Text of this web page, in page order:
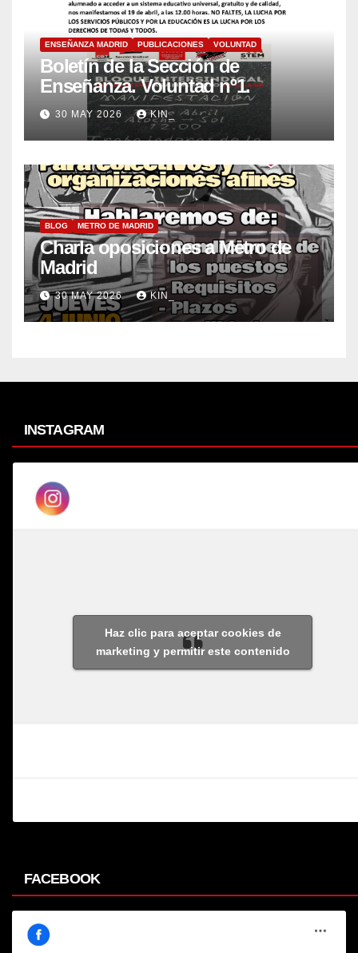
ENSEÑANZA MADRID PUBLICACIONES VOLUNTAD
Boletín de la Sección de
Enseñanza. Voluntad nº1.
30 MAY 2026 KIN_
BLOG METRO DE MADRID
Charla oposiciones a Metro de
Madrid
30 MAY 2026 KIN_
INSTAGRAM
Haz clic para aceptar cookies de
marketing y permitir este contenido
FACEBOOK